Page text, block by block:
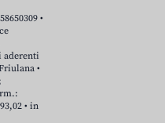
•
aderenti
•
• in